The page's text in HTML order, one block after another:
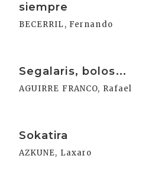
siempre
BECERRIL, Fernando
Segalaris, bolos...
AGUIRRE FRANCO, Rafael
Sokatira
AZKUNE, Laxaro